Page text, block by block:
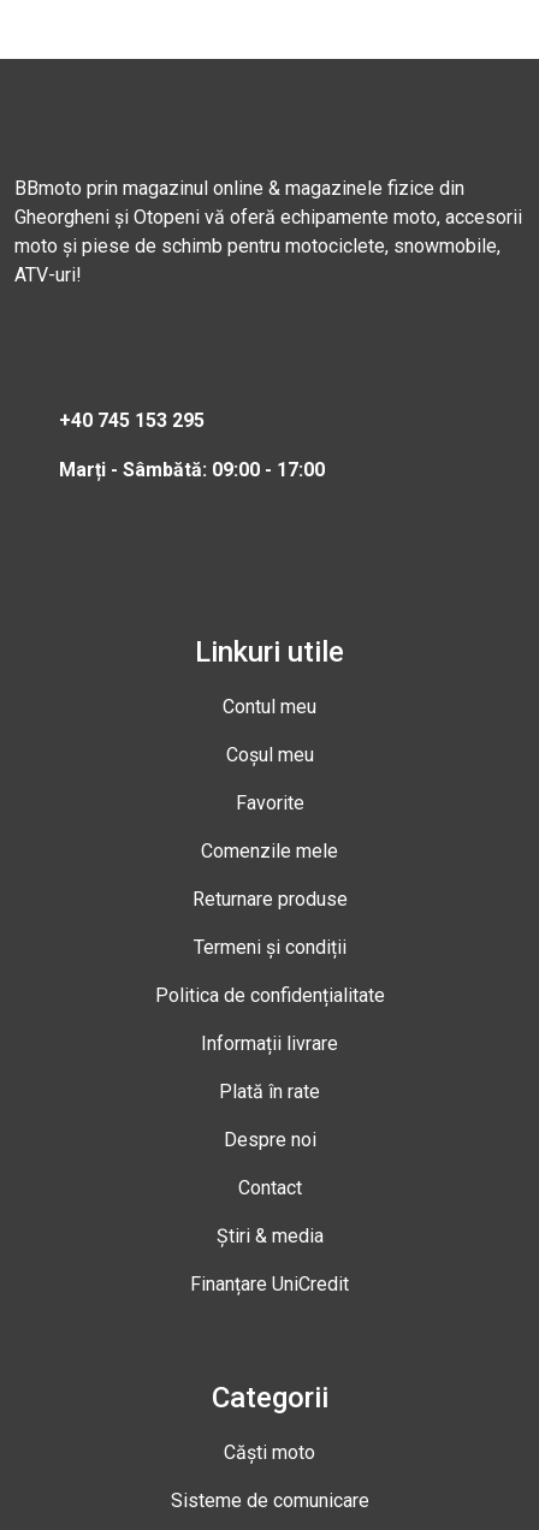
BBmoto prin magazinul online & magazinele fizice din
Gheorgheni și Otopeni vă oferă echipamente moto, accesorii
moto și piese de schimb pentru motociclete, snowmobile,
ATV-uri!
+40 745 153 295
Marți - Sâmbătă: 09:00 - 17:00
Linkuri utile
Contul meu
Coșul meu
Favorite
Comenzile mele
Returnare produse
Termeni și condiții
Politica de confidențialitate
Informații livrare
Plată în rate
Despre noi
Contact
Știri & media
Finanțare UniCredit
Categorii
Căști moto
Sisteme de comunicare